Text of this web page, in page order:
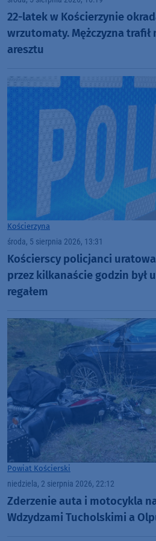
22-latek w Kościerzynie
wrzutomaty. Mężczyzna trafił
aresztu
Kościerzyna
środa, 5 sierpnia 2026, 13:31
Kościerscy policjanci
przez kilkanaście godzin był
regałem
Powiat Kościerski
niedziela, 2 sierpnia 2026, 22:12
Zderzenie auta i motocykla
Wdzydzami Tucholskimi a